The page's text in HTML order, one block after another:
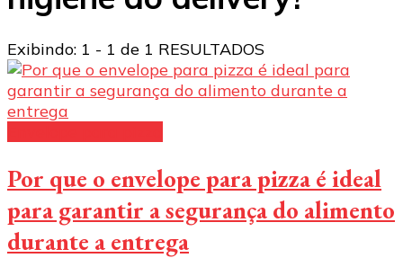
Exibindo: 1 - 1 de 1 RESULTADOS
Por que o envelope para pizza é ideal
para garantir a segurança do alimento
durante a entrega